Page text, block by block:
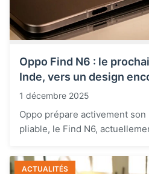
Oppo Find N6 : le
Inde, vers un design
1 décembre 2025
Oppo prépare activement
pliable, le Find N6,
ACTUALITÉS